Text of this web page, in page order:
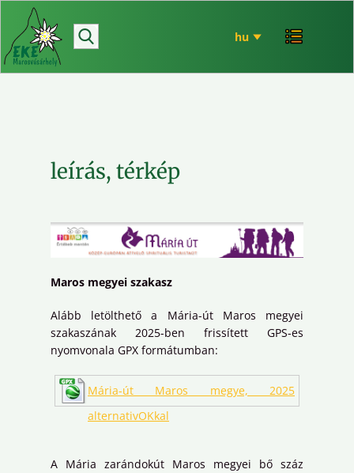
hírek
bemutatkozó
EKE történet
leírás, térkép
Maros megyei szakasz
Alább letölthető a Mária-út Maros megyei
szakaszának 2025-ben frissített GPS-es
nyomvonala GPX formátumban:
Mária-út Maros megye, 2025
alternativOKkal
A Mária zarándokút Maros megyei bő száz